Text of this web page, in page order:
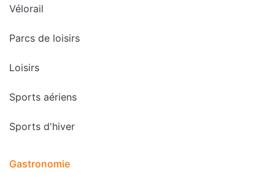
Vélorail
Parcs de loisirs
Loisirs
Sports aériens
Sports d'hiver
Gastronomie